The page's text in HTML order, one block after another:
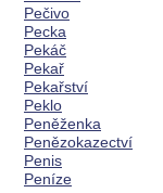
Pečivo
Pecka
Pekáč
Pekař
Pekařství
Peklo
Peněženka
Penězokazectví
Penis
Peníze